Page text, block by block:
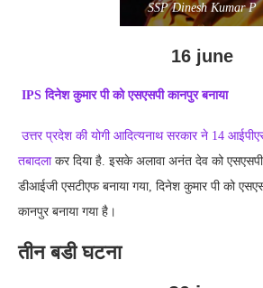
SSP Dinesh Kumar P
16 june
IPSदिनेश कुमार पी को एसएसपी कानपुर बनाया
उत्तर प्रदेश की योगी आदित्यनाथ सरकार ने 14
तबादलाकर दिया है. इसके अलावा अनंत देव को
डीआईजी एसटीएफ बनाया गया, दिनेश कुमार पी को
कानपुर बनाया गया है।
तीन बडी घटना